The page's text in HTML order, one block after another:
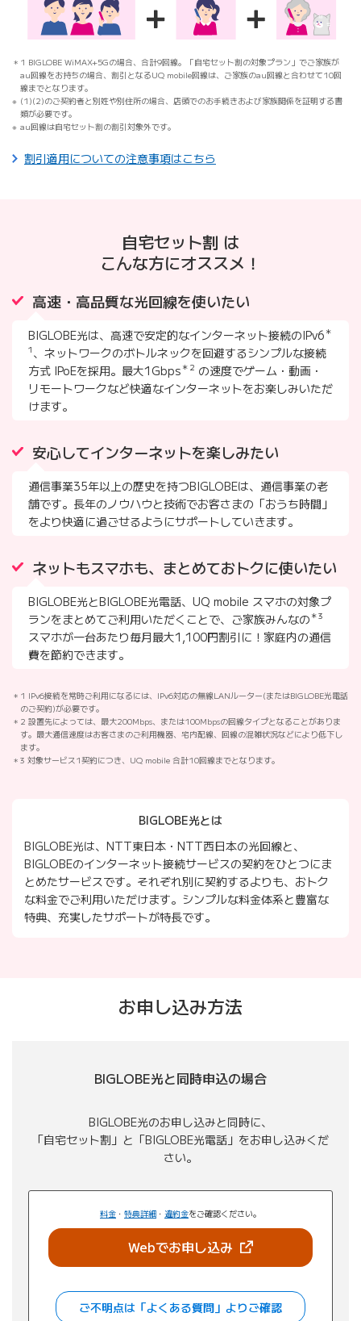
1 BIGLOBE WiMAX+5Gの場合、合計9回線。「自宅セット割の対象プラン」でご家族が
au回線をお持ちの場合、割引となるUQ mobile回線は、ご家族のau回線と合わせて10回
線までとなります。
(1)(2)のご契約者と別姓や別住所の場合、店頭でのお手続きおよび家族関係を証明する書
類が必要です。
au回線は自宅セット割の割引対象外です。
割引適用についての注意事項はこちら
自宅セット割 は
こんな方にオススメ！
高速・高品質な光回線を使いたい
BIGLOBE光は、高速で安定的なインターネット接続のIPv6 ＊
1 、ネットワークのボトルネックを回避するシンプルな接続
方式 IPoEを採用。最大1Gbps ＊2 の速度でゲーム・動画・
リモートワークなど快適なインターネットをお楽しみいただ
けます。
安心してインターネットを楽しみたい
通信事業35年以上の歴史を持つBIGLOBEは、通信事業の老
舗です。長年のノウハウと技術でお客さまの「おうち時間」
をより快適に過ごせるようにサポートしていきます。
ネットもスマホも、まとめておトクに使いたい
BIGLOBE光とBIGLOBE光電話、UQ mobile スマホの対象プ
ランをまとめてご利用いただくことで、ご家族みんなの ＊3
スマホが一台あたり毎月最大1,100円割引に！家庭内の通信
費を節約できます。
1 IPv6接続を常時ご利用になるには、IPv6対応の無線LANルーター(またはBIGLOBE光電話
のご契約)が必要です。
2 設置先によっては、最大200Mbps、または100Mbpsの回線タイプとなることがありま
す。最大通信速度はお客さまのご利用機器、宅内配線、回線の混雑状況などにより低下し
ます。
3 対象サービス1契約につき、UQ mobile 合計10回線までとなります。
BIGLOBE光とは
BIGLOBE光は、NTT東日本・NTT西日本の光回線と、
BIGLOBEのインターネット接続サービスの契約をひとつにま
とめたサービスです。それぞれ別に契約するよりも、おトク
な料金でご利用いただけます。シンプルな料金体系と豊富な
特典、充実したサポートが特長です。
お申し込み方法
BIGLOBE光と同時申込の場合
BIGLOBE光のお申し込みと同時に、
「自宅セット割」と「BIGLOBE光電話」をお申し込みくだ
さい。
料金 ・ 特典詳細 ・ 違約金をご確認ください。
Webでお申し込み（新しいタブで開き
ご不明点は「よくある質問」よりご確認